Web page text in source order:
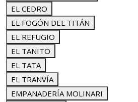
EL CEDRO
EL FOGÓN DEL TITÁN
EL REFUGIO
EL TANITO
EL TATA
EL TRANVÍA
EMPANADERÍA MOLINARI